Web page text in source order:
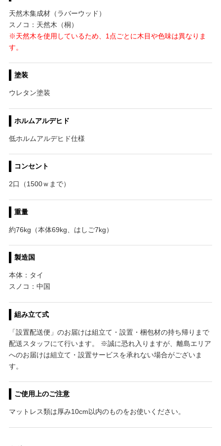
天然木集成材（ラバーウッド）
スノコ：天然木（桐）
※天然木を使用しているため、1点ごとに木目や色味は異なりま
す。
塗装
ウレタン塗装
ホルムアルデヒド
低ホルムアルデヒド仕様
コンセント
2口（1500ｗまで）
重量
約76kg（本体69kg、はしご7kg）
製造国
本体：タイ
スノコ：中国
組み立て式
「設置配送便」のお届けは組立て・設置・梱包材の持ち帰りまで
配送スタッフにて行います。 ※誠に恐れ入りますが、離島エリア
へのお届けは組立て・設置サービスを承れない場合がございま
す。
ご使用上のご注意
マットレス類は厚み10cm以内のものをお使いください。